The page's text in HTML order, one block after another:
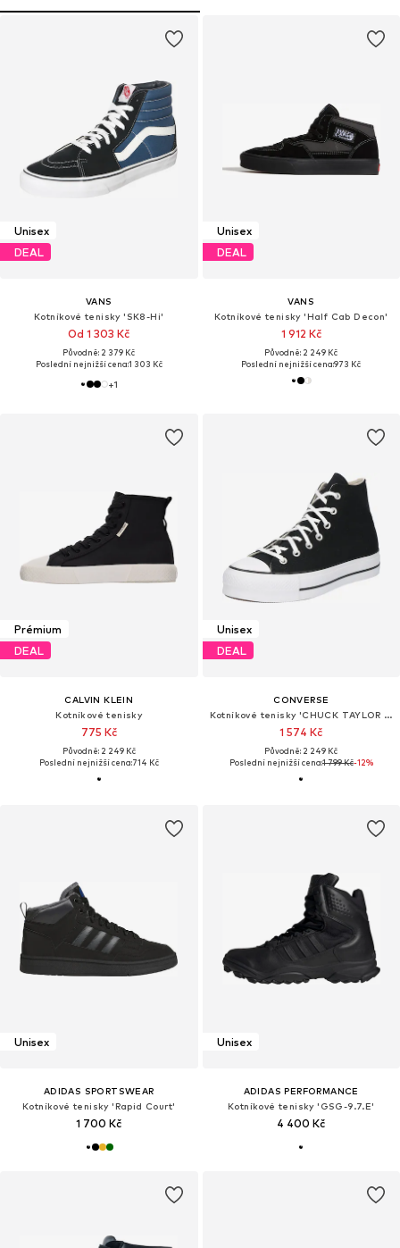
Unisex
DEAL
VANS
Kotníkové tenisky 'SK8-Hi'
Od 1 303 Kč
Původně: 2 379 Kč
Poslední nejnižší cena:1 303 Kč
+1
Unisex
DEAL
VANS
Kotníkové tenisky 'Half Cab Decon'
1 912 Kč
Původně: 2 249 Kč
Poslední nejnižší cena:973 Kč
Prémium
DEAL
CALVIN KLEIN
Kotníkové tenisky
775 Kč
Původně: 2 249 Kč
Poslední nejnižší cena:714 Kč
Unisex
DEAL
CONVERSE
Kotníkové tenisky 'CHUCK TAYLOR ALL STAR LIFT PLATFORM WIDE WIDTH'
1 574 Kč
Původně: 2 249 Kč
Poslední nejnižší cena:1 799 Kč-12%
Unisex
ADIDAS SPORTSWEAR
Kotníkové tenisky 'Rapid Court'
1 700 Kč
Unisex
ADIDAS PERFORMANCE
Kotníkové tenisky 'GSG-9.7.E'
4 400 Kč